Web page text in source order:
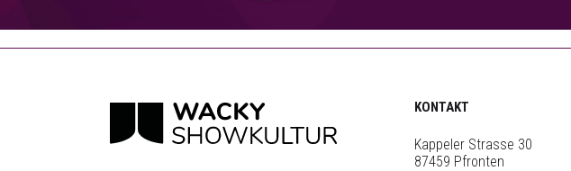
KONTAKT
Kappeler Strasse 30
87459 Pfronten